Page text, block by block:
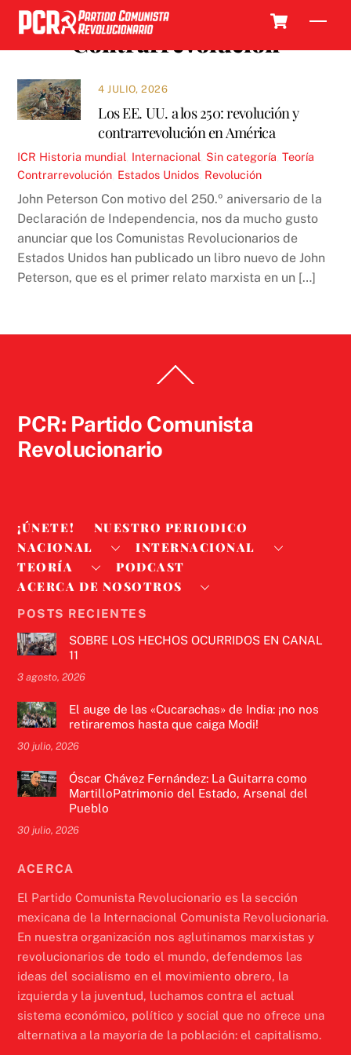
Skip
content
Contrarrevolución
4 JULIO, 2026
Los EE. UU. a los 250: revolución y
contrarrevolución en América
ICR Historia mundial Internacional Sin categoría ,Teoría
Contrarrevolución Estados Unidos Revolución
John Peterson Con motivo del 250.º aniversario de la
Declaración de Independencia, nos da mucho gusto
anunciar que los Comunistas Revolucionarios de
Estados Unidos han publicado un libro nuevo de John
Peterson, que es el primer relato marxista en un […]
To
PCR: Partido Comunista
Revolucionario
¡ÚNETE!
NUESTRO PERIODICO
NACIONAL
INTERNACIONAL
TEORÍA
PODCAST
ACERCA DE NOSOTROS
POSTS RECIENTES
SOBRE LOS HECHOS OCURRIDOS EN CANAL
11
3 agosto, 2026
El auge de las «Cucarachas» de India: ¡no nos
retiraremos hasta que caiga Modi!
30 julio, 2026
Óscar Chávez Fernández: La Guitarra como
MartilloPatrimonio del Estado, Arsenal del
Pueblo
30 julio, 2026
ACERCA
El Partido Comunista Revolucionario es la sección
mexicana de la Internacional Comunista Revolucionaria.
En nuestra organización nos aglutinamos marxistas y
revolucionarios de todo el mundo, defendemos las
ideas del socialismo en el movimiento obrero, la
izquierda y la juventud, luchamos contra el actual
sistema económico, político y social que no ofrece una
alternativa a la mayoría de la población: el capitalismo.